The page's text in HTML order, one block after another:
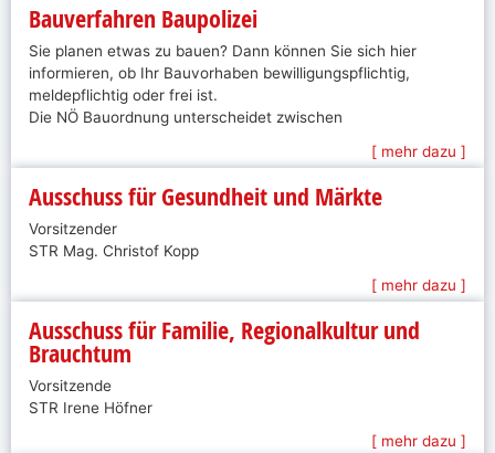
Bauverfahren Baupolizei
Sie planen etwas zu bauen? Dann können Sie sich hier
informieren, ob Ihr Bauvorhaben bewilligungspflichtig,
meldepflichtig oder frei ist.
Die NÖ Bauordnung unterscheidet zwischen
[ mehr dazu ]
Ausschuss für Gesundheit und Märkte
Vorsitzender
STR Mag. Christof Kopp
[ mehr dazu ]
Ausschuss für Familie, Regionalkultur und
Brauchtum
Vorsitzende
STR Irene Höfner
[ mehr dazu ]